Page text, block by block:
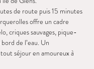
de route puis 15 minutes
offre un cadre
criques sauvages, pique-
de l’eau. Un
séjour en amoureux à